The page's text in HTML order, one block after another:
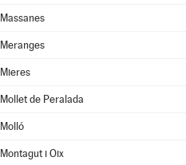
Massanes
Meranges
Mieres
Mollet de Peralada
Molló
Montagut i Oix